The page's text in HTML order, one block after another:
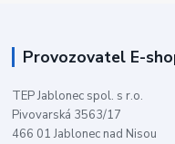
Provozovatel E-
TEP Jablonec spol. s r.o.
Pivovarská 3563/17
466 01 Jablonec nad Nisou